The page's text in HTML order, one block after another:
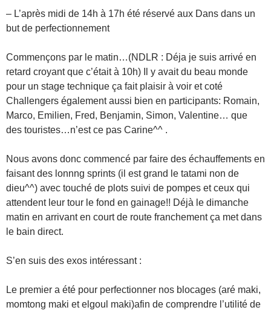
– L’après midi de 14h à 17h été réservé aux Dans dans un
but de perfectionnement
Commençons par le matin…(NDLR : Déja je suis arrivé en
retard croyant que c’était à 10h) Il y avait du beau monde
pour un stage technique ça fait plaisir à voir et coté
Challengers également aussi bien en participants: Romain,
Marco, Emilien, Fred, Benjamin, Simon, Valentine… que
des touristes…n’est ce pas Carine^^ .
Nous avons donc commencé par faire des échauffements en
faisant des lonnng sprints (il est grand le tatami non de
dieu^^) avec touché de plots suivi de pompes et ceux qui
attendent leur tour le fond en gainage!! Déjà le dimanche
matin en arrivant en court de route franchement ça met dans
le bain direct.
S’en suis des exos intéressant :
Le premier a été pour perfectionner nos blocages (aré maki,
momtong maki et elgoul maki)afin de comprendre l’utilité de